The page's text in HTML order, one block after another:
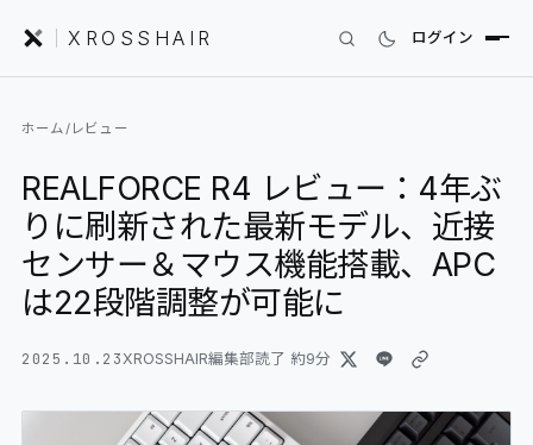
XROSSHAIR ログイン
01製品を探す SEARCH
02 編集部レビュー REVIEWS
03ニュース
ホーム/レビュー
REALFORCE R4 レビュー：4年ぶ
りに刷新された最新モデル、近接
センサー＆マウス機能搭載、APC
は22段階調整が可能に
2025.10.23XROSSHAIR編集部読了 約9分